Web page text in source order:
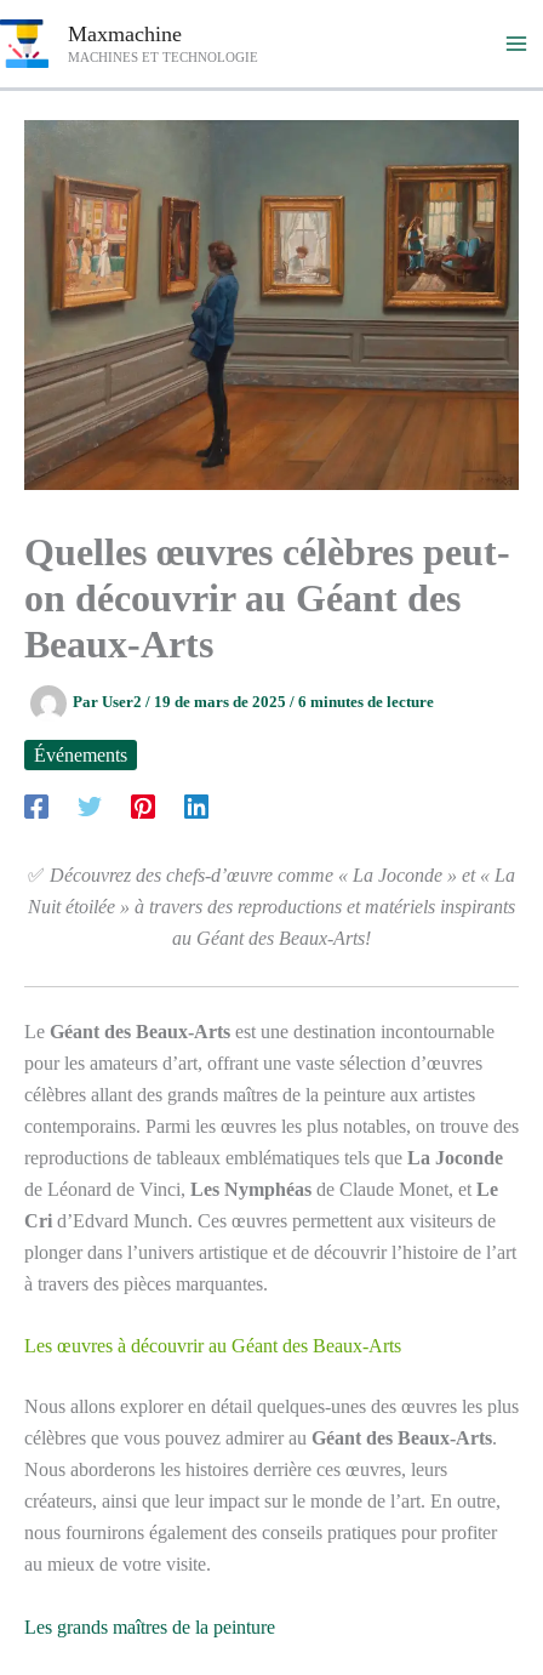
au
Maxmachine
MACHINES ET TECHNOLOGIE
Quelles œuvres célèbres peut-
on découvrir au Géant des
Beaux-Arts
Par User2 / 19 de mars de 2025 / 6 minutes de lecture
Événements
✅ Découvrez des chefs-d’œuvre comme « La Joconde » et « La
Nuit étoilée » à travers des reproductions et matériels inspirants
au Géant des Beaux-Arts!
Le Géant des Beaux-Arts est une destination incontournable
pour les amateurs d’art, offrant une vaste sélection d’œuvres
célèbres allant des grands maîtres de la peinture aux artistes
contemporains. Parmi les œuvres les plus notables, on trouve des
reproductions de tableaux emblématiques tels que La Joconde
de Léonard de Vinci, Les Nymphéas de Claude Monet, et Le
Cri d’Edvard Munch. Ces œuvres permettent aux visiteurs de
plonger dans l’univers artistique et de découvrir l’histoire de l’art
à travers des pièces marquantes.
Les œuvres à découvrir au Géant des Beaux-Arts
Nous allons explorer en détail quelques-unes des œuvres les plus
célèbres que vous pouvez admirer au Géant des Beaux-Arts.
Nous aborderons les histoires derrière ces œuvres, leurs
créateurs, ainsi que leur impact sur le monde de l’art. En outre,
nous fournirons également des conseils pratiques pour profiter
au mieux de votre visite.
Les grands maîtres de la peinture